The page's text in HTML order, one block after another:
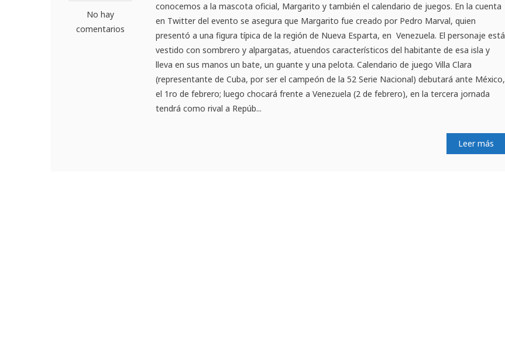
No hay
comentarios
conocemos a la mascota oficial, Margarito y también el calendario de juegos. En la cuenta
en Twitter del evento se asegura que Margarito fue creado por Pedro Marval, quien
presentó a una figura típica de la región de Nueva Esparta, en Venezuela. El personaje está
vestido con sombrero y alpargatas, atuendos característicos del habitante de esa isla y
lleva en sus manos un bate, un guante y una pelota. Calendario de juego Villa Clara
(representante de Cuba, por ser el campeón de la 52 Serie Nacional) debutará ante México,
el 1ro de febrero; luego chocará frente a Venezuela (2 de febrero), en la tercera jornada
tendrá como rival a Repúb...
Leer más